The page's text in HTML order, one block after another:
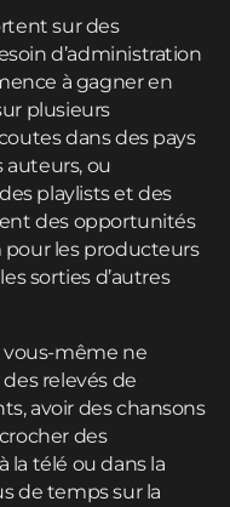
sur des
d’administration
à gagner en
plusieurs
dans des pays
auteurs, ou
playlists et des
des opportunités
pour les producteurs
sorties d’autres
vous-même ne
relevés de
avoir des chansons
des
la télé ou dans la
de temps sur la